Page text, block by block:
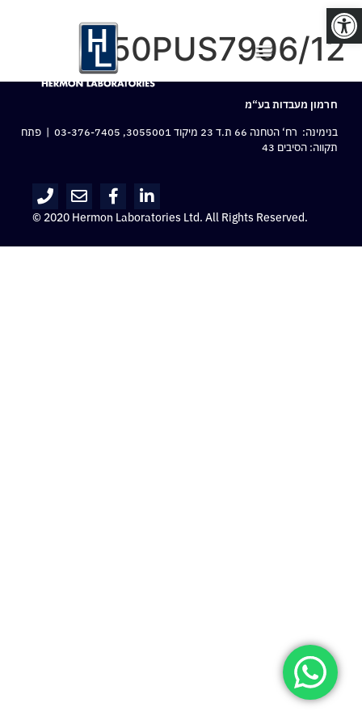
פתח סרגל נגישות
50PUS7906/12
חרמון מעבדות בע“מ
בנימינה: רח‘ הטחנה 66 ת.ד 23 מיקוד 3055001,
03-376-7405 | פתח
תקווה: הסיבים 43
© 2020 Hermon Laboratories Ltd. All Rights Reserved.